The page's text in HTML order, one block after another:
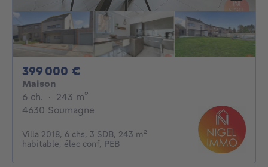
399 000 €
Maison
6 ch. 6 chambres
· 243 m²
4630 Soumagne
Villa 2018, 6 chs, 3 SDB, 243 m²
habitable, élec conf, PEB